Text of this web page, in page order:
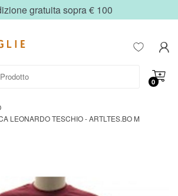
gratuita sopra € 100
0
LEONARDO TESCHIO - ARTLTES.BO M